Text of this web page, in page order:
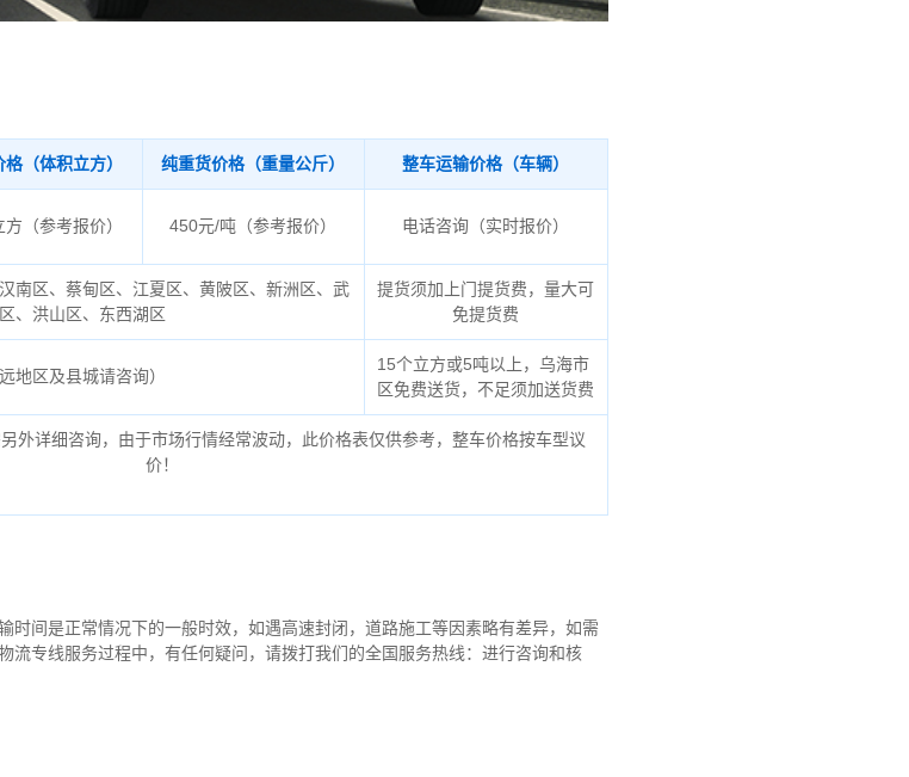
（体积立方） 纯重货价格（重量公斤） 整车运输价格（车辆）
（参考报价） 450元/吨（参考报价） 电话咨询（实时报价）
南区、蔡甸区、江夏区、黄陂区、新洲区、武
、洪山区、东西湖区
提货须加上门提货费，量大可
免提货费
地区及县城请咨询）
15个立方或5吨以上，乌海市
区免费送货，不足须加送货费
外详细咨询，由于市场行情经常波动，此价格表仅供参考，整车价格按车型议
价！
间是正常情况下的一般时效，如遇高速封闭，道路施工等因素略有差异，如需
流专线服务过程中，有任何疑问，请拨打我们的全国服务热线：进行咨询和核